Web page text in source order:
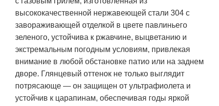
высококачественной нержавеющей стали 304 с
завораживающей отделкой в цвете павлиньего
зеленого, устойчива к ржавчине, выцветанию и
экстремальным погодным условиям, привлекая
внимание в любой обстановке патио или на заднем
дворе. Глянцевый оттенок не только выглядит
потрясающе — он защищен от ультрафиолета и
устойчив к царапинам, обеспечивая годы яркой